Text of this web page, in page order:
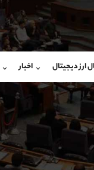
ارز دیجیتال اخبار
گفتگو
118 داخلی